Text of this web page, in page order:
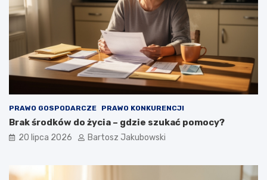
PRAWO GOSPODARCZE PRAWO KONKURENCJI
Brak środków do życia – gdzie szukać pomocy?
20 lipca 2026 Bartosz Jakubowski